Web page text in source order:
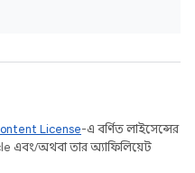
License-এ বর্ণিত লাইসেন্সের
এবং/অথবা তার অ্যাফিলিয়েট